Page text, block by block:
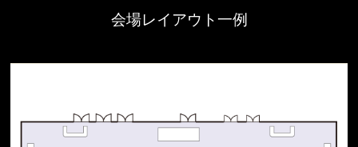
会場レイアウト一例